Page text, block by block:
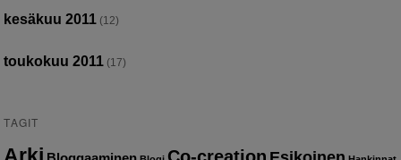
kesäkuu 2011 (12)
toukokuu 2011 (17)
TAGIT